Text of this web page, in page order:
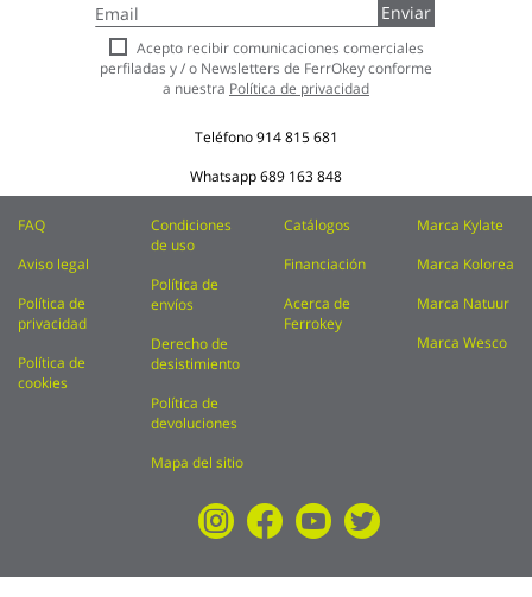
a
nuestro
boletín
de
Enviar
Acepto recibir comunicaciones comerciales
perfiladas y / o Newsletters de FerrOkey conforme
a nuestra Política de privacidad
Teléfono914 815 681
Whatsapp689 163 848
FAQ
Aviso legal
Política de
privacidad
Política de
cookies
Condiciones
de uso
Política de
envíos
Derecho de
desistimiento
Política de
devoluciones
Mapa del sitio
Catálogos
Financiación
Acerca de
Ferrokey
Marca Kylate
Marca Kolorea
Marca Natuur
Marca Wesco